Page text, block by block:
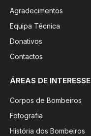
Agradecimentos
Equipa Técnica
Donativos
Contactos
ÁREAS DE INTERESSE
Corpos de Bombeiros
Fotografia
História dos Bombeiros